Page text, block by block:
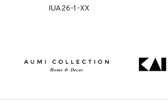
IUA26-1-XX